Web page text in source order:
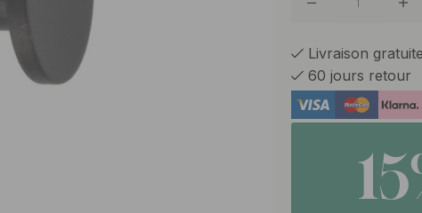
Laiton
Livraison
60 jours retour